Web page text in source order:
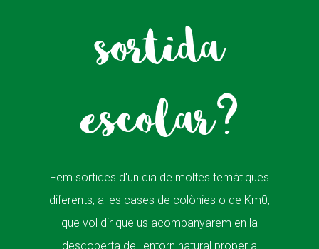
sortida
escolar?
Fem sortides d'un dia de moltes temàtiques
diferents, a les cases de colònies o de Km0,
que vol dir que us acompanyarem en la
descoberta de l'entorn natural proper a